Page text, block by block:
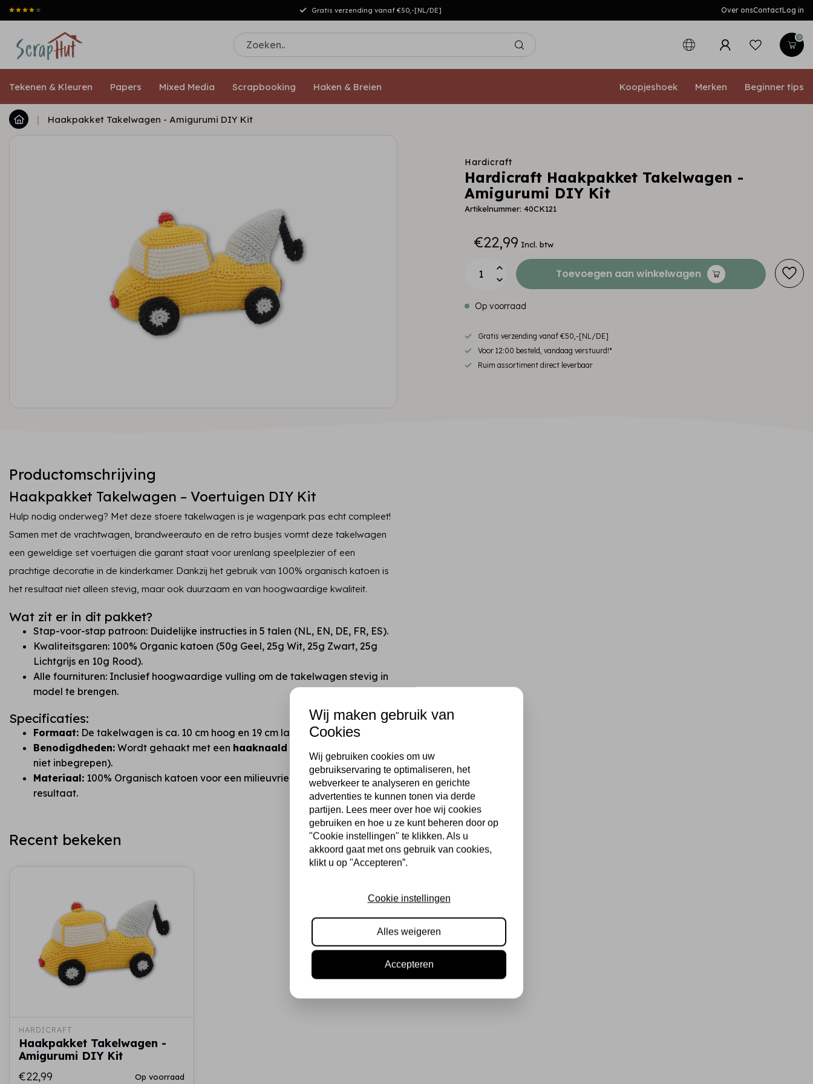
Gratis verzending vanaf €50,-[NL/DE] Over onsContactLog in
0
Tekenen & Kleuren Papers Mixed Media Scrapbooking Haken & Breien Koopjeshoek Merken Beginner tips
| Haakpakket Takelwagen - Amigurumi DIY Kit
Hardicraft
Hardicraft Haakpakket Takelwagen -
Amigurumi DIY Kit
Artikelnummer: 40CK121
€22,99 Incl. btw
Toevoegen aan winkelwagen
Op voorraad
Gratis verzending vanaf €50,-[NL/DE]
Voor 12:00 besteld, vandaag verstuurd!*
Ruim assortiment direct leverbaar
Productomschrijving
Haakpakket Takelwagen – Voertuigen DIY Kit
Hulp nodig onderweg? Met deze stoere takelwagen is je wagenpark pas echt compleet!
Samen met de vrachtwagen, brandweerauto en de retro busjes vormt deze takelwagen
een geweldige set voertuigen die garant staat voor urenlang speelplezier of een
prachtige decoratie in de kinderkamer. Dankzij het gebruik van 100% organisch katoen is
het resultaat niet alleen stevig, maar ook duurzaam en van hoogwaardige kwaliteit.
Wat zit er in dit pakket?
Stap-voor-stap patroon: Duidelijke instructies in 5 talen (NL, EN, DE, FR, ES).
Kwaliteitsgaren: 100% Organic katoen (50g Geel, 25g Wit, 25g Zwart, 25g
Lichtgrijs en 10g Rood).
Alle fournituren: Inclusief hoogwaardige vulling om de takelwagen stevig in
model te brengen.
Specificaties:
Formaat: De takelwagen is ca. 10 cm hoog en 19 cm lang.
Benodigdheden: Wordt gehaakt met een haaknaald 2,5 mm
niet inbegrepen).
Materiaal: 100% Organisch katoen voor een milieuvriendelijk en strak
resultaat.
Recent bekeken
HARDICRAFT
Haakpakket Takelwagen -
Amigurumi DIY Kit
€22,99
Op voorraad
Wij maken gebruik van
Cookies
Wij gebruiken cookies om uw
gebruikservaring te optimaliseren, het
webverkeer te analyseren en gerichte
advertenties te kunnen tonen via derde
partijen. Lees meer over hoe wij cookies
gebruiken en hoe u ze kunt beheren door op
"Cookie instellingen" te klikken. Als u
akkoord gaat met ons gebruik van cookies,
klikt u op "Accepteren”.
Cookie instellingen
Alles weigeren
Accepteren